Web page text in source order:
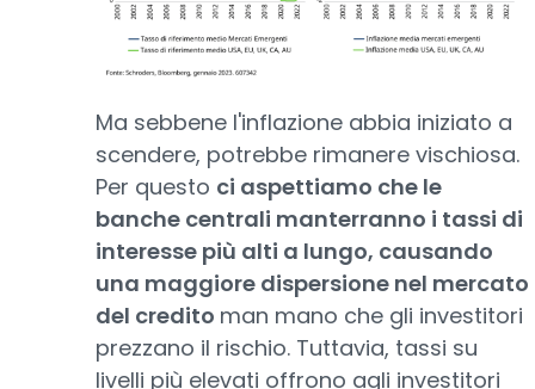
Ma sebbene l'inflazione abbia iniziato a
scendere, potrebbe rimanere vischiosa.
Per questo ci aspettiamo che le
banche centrali manterranno i tassi di
interesse più alti a lungo, causando
una maggiore dispersione nel mercato
del credito man mano che gli investitori
prezzano il rischio. Tuttavia, tassi su
livelli più elevati offrono agli investitori